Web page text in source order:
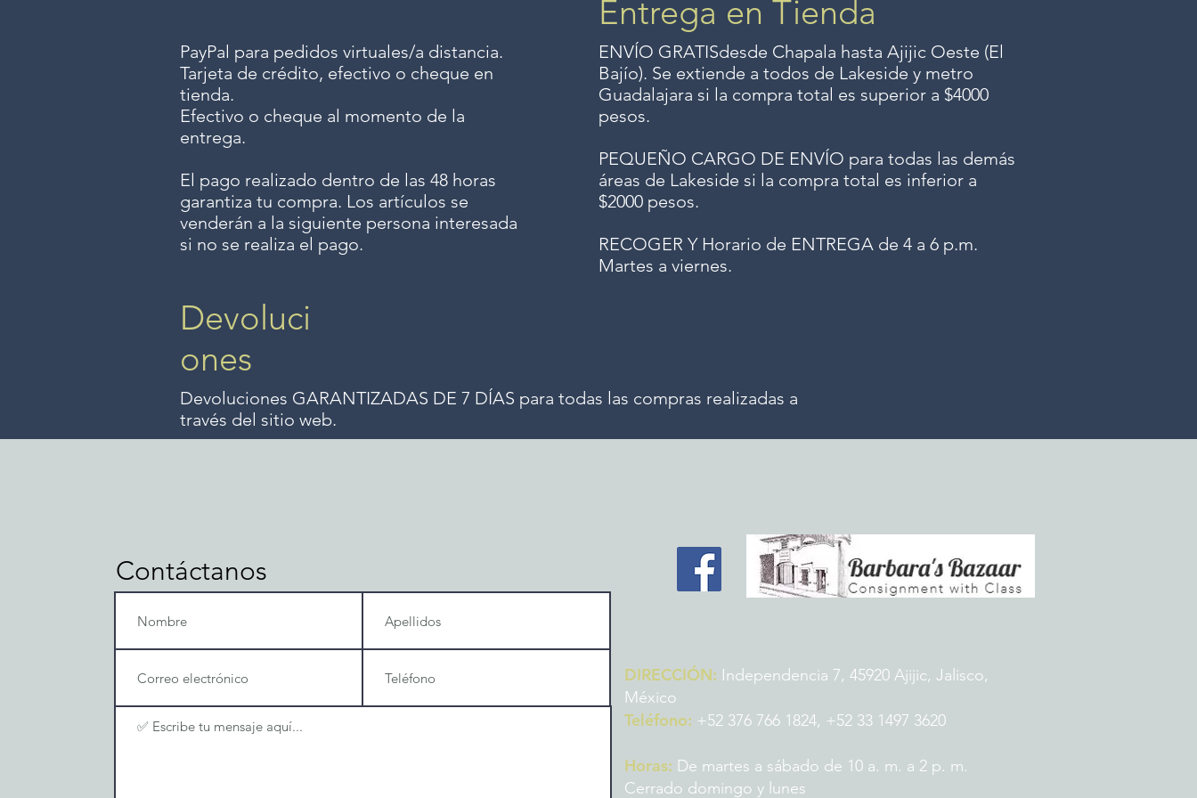
PayPal para pedidos virtuales/a distancia.
Tarjeta de crédito, efectivo o cheque en
tienda.
Efectivo o cheque al momento de la
entrega.
El pago realizado dentro de las 48 horas
garantiza tu compra. Los artículos se
venderán a la siguiente persona interesada
si no se realiza el pago.
Entrega en Tienda
ENVÍO GRATISdesde Chapala hasta Ajijic Oeste (El
Bajío). Se extiende a todos de Lakeside y metro
Guadalajara si la compra total es superior a $4000
pesos.
PEQUEÑO CARGO DE ENVÍO para todas las demás
áreas de Lakeside si la compra total es inferior a
$2000 pesos.
RECOGER Y Horario de ENTREGA de 4 a 6 p.m.
Martes a viernes.
Devoluci
ones
Devoluciones GARANTIZADAS DE 7 DÍAS para todas las compras realizadas a
través del sitio web.
Contáctanos
DIRECCIÓN: Independencia 7, 45920 Ajijic, Jalisco,
México
Teléfono: +52 376 766 1824, +52 33 1497 3620
Horas: De martes a sábado de 10 a. m. a 2 p. m.
Cerrado domingo y lunes